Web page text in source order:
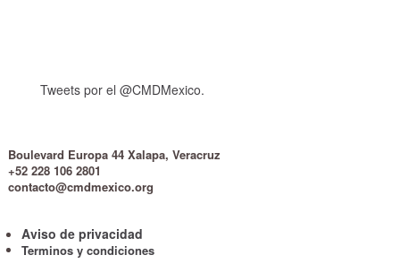
Tweets por el @CMDMexico.
Boulevard Europa 44 Xalapa, Veracruz
+52 228 106 2801
contacto@cmdmexico.org
Aviso de privacidad
Terminos y condiciones